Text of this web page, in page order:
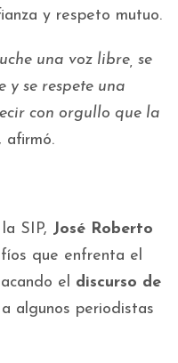
y respeto mutuo.
una voz libre, se
se respete una
con orgullo que la
afirmó.
SIP, José Roberto
que enfrenta el
el discurso de
algunos periodistas